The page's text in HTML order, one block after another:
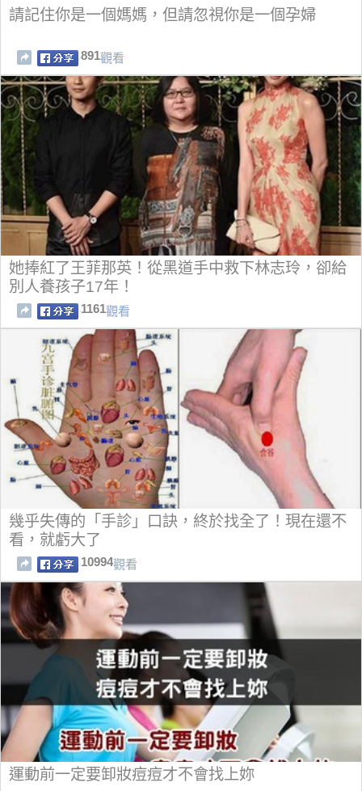
請記住你是一個媽媽，但請忽視你是一個孕婦
891觀看
她捧紅了王菲那英！從黑道手中救下林志玲，卻給
別人養孩子17年！
1161觀看
幾乎失傳的「手診」口訣，終於找全了！現在還不
看，就虧大了
10994觀看
運動前一定要卸妝痘痘才不會找上妳